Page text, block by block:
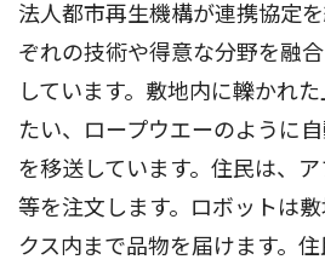
法人都市再生機構が連携協定
ぞれの技術や得意な分野を融
しています。敷地内に轢かれ
たい、ロープウエーのように
を移送しています。住民は、
等を注文します。ロボットは
クス内まで品物を届けます。